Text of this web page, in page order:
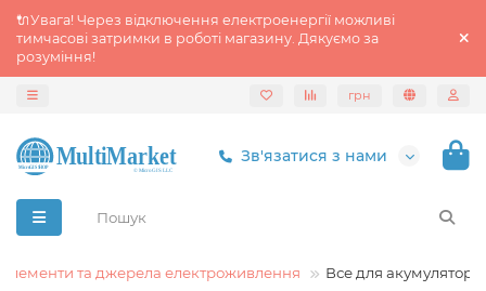
🔌Увага! Через відключення електроенергії можливі
тимчасові затримки в роботі магазину. Дякуємо за
розуміння!
грн
Зв'язатися з нами
Елементи та джерела електроживлення Все для акумуляторів